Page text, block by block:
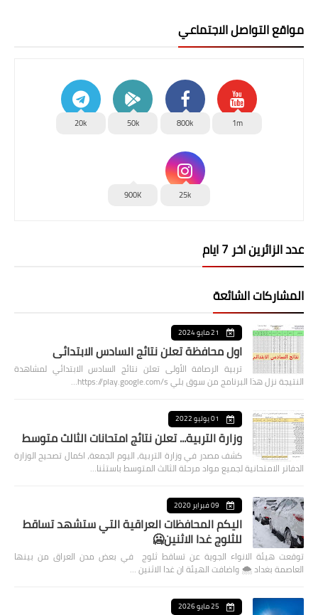
مواقع التواصل الاجتماعي
1m
800k
50k
20k
25k
900K
عدد الزائرين اخر 7 ايام
المشاركات الشائعة
21 مايو 2024
اول محافظة تعلن نتائج السادس الابتدائي
تربية الرصافة الأولى تعلن نتائج السادس الابتدائي لمشاهدة
النتيجة نزل هذا البرنامج من سوق بلي https://play.google.com/s…
01 يوليو 2022
وزارة التربية... تعلن نتائج امتحانات الثالث متوسط
كشف مصدر في وزارة التربية، اليوم الجمعة، اكمال تصحيح الوزارة
الدفاتر الامتحانية لجميع مواد مرحلة الثالث المتوسط باستثنا…
09 فبراير 2020
اليكم المحافظات العراقية التي ستشهد تساقط
للثلوج غدا الاثنين🥶
توقعت هيئة الانواء الجوية عن تساقط ثلوج في بعض مدن العراق من بينها
العاصمة بغداد ⁦🌨️⁩ واضافت الهيئة ان غدا الاثنين …
25 مايو 2026